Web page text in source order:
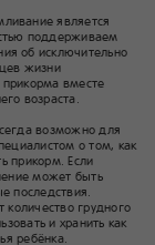
является
поддерживаем
об исключительно
жизни
вместе
возраста.
возможно для
о том, как
прикорм. Если
может быть
последствия.
количество грудного
и хранить как
ребёнка.